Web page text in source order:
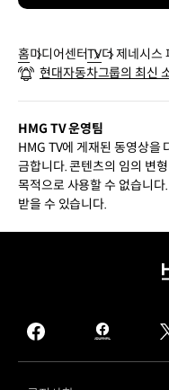
홈미디어센터TV더 제네시스
현대자동차그룹의 최신
HMG TV 운영팀
HMG TV에 게재된 동영상을
금합니다. 콘텐츠의 임의 변
목적으로 사용할 수 없습니
받을 수 있습니다.
facebook
hmg
journal